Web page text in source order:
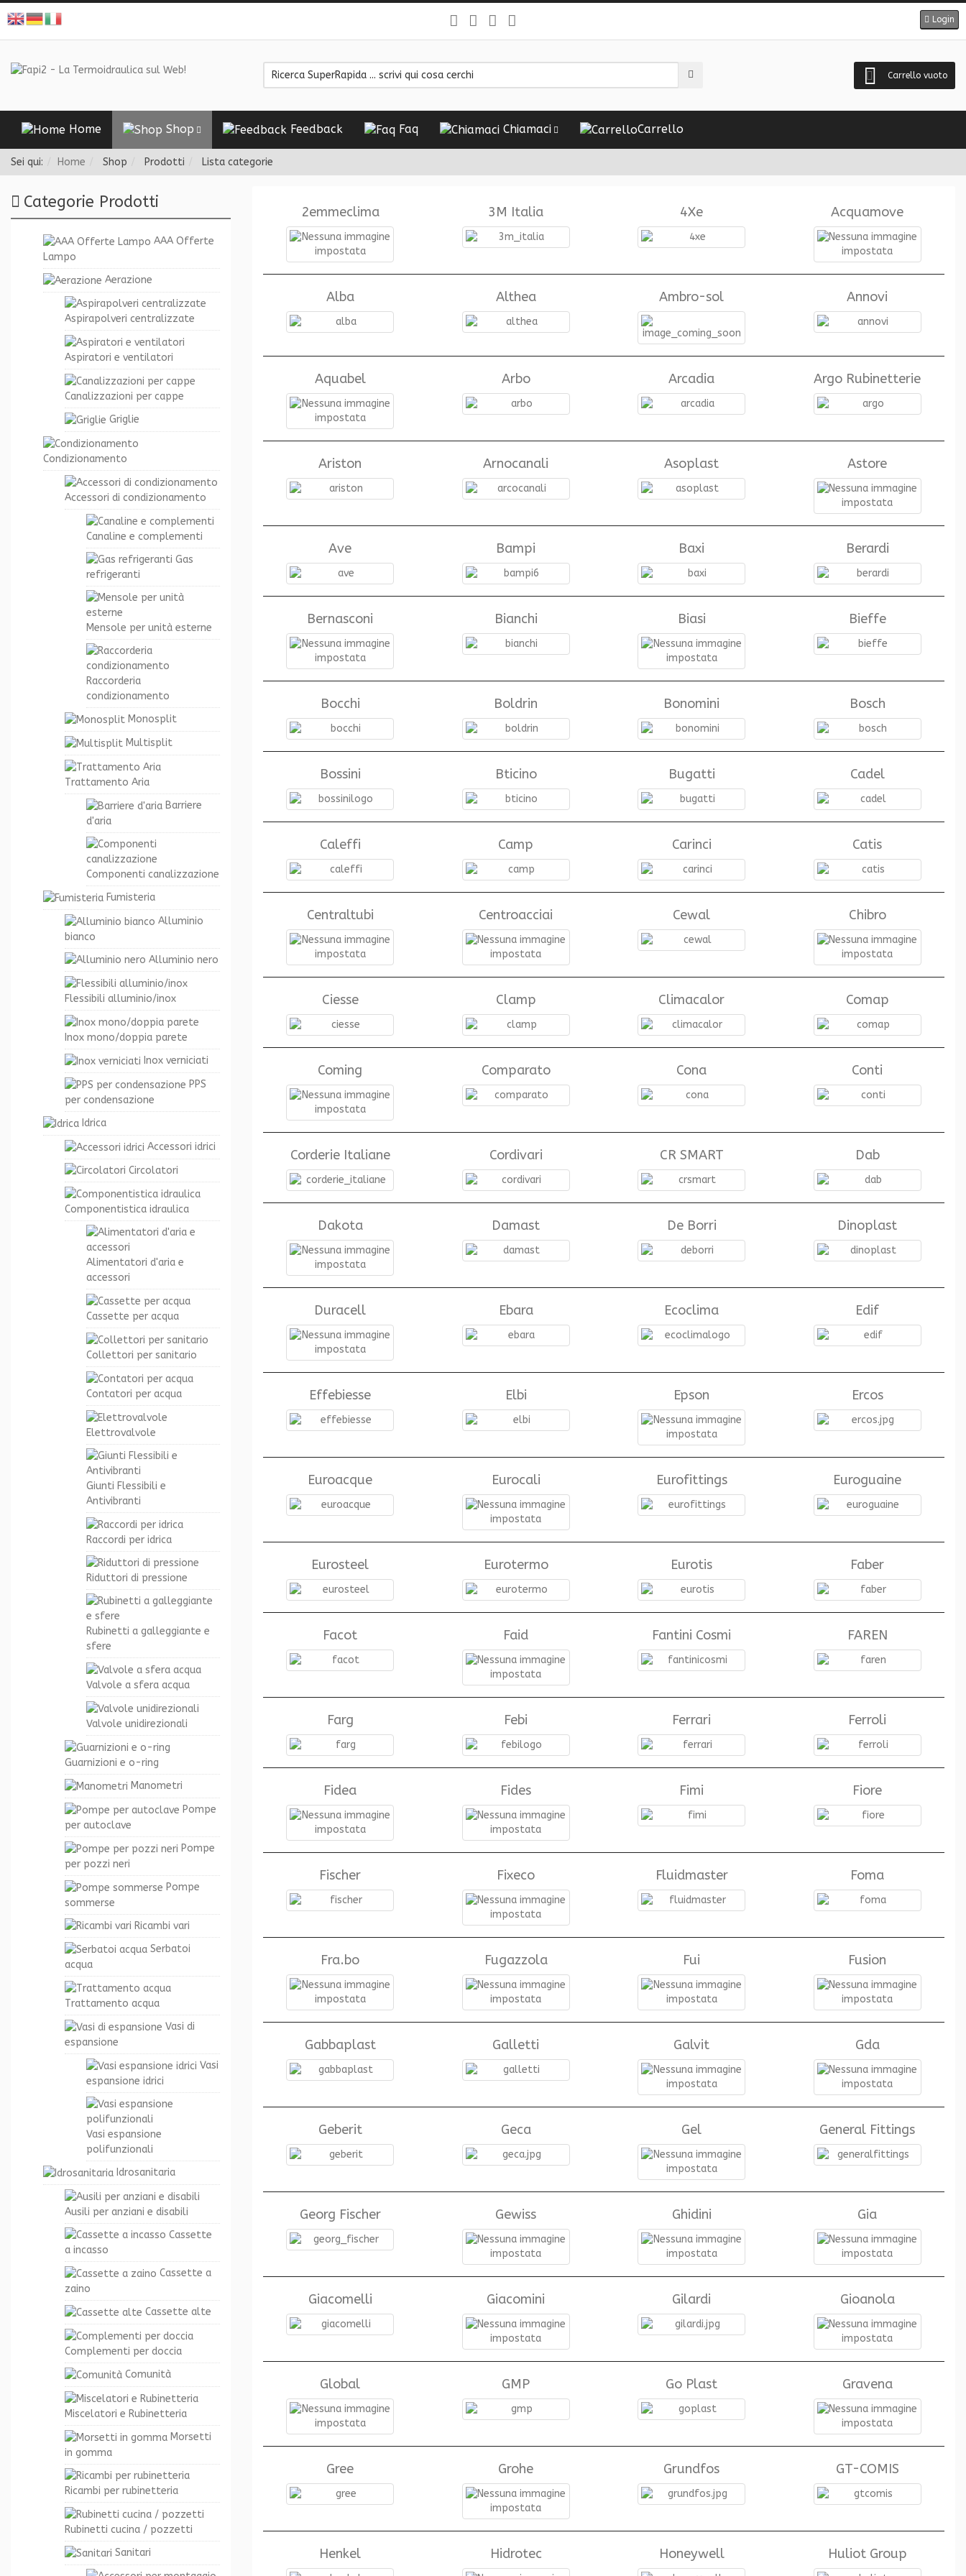
Login
Carrello vuoto
Home Shop Feedback Faq Chiamaci Carrello
Sei qui: Home Shop Prodotti Lista categorie
2emmeclima 3M Italia 4Xe Acquamove
Alba Althea Ambro-sol Annovi
Aquabel Arbo Arcadia Argo Rubinetterie
Ariston Arnocanali Asoplast Astore
Ave Bampi Baxi Berardi
Bernasconi Bianchi Biasi Bieffe
Bocchi Boldrin Bonomini Bosch
Bossini Bticino Bugatti Cadel
Caleffi Camp Carinci Catis
Centraltubi Centroacciai Cewal Chibro
Ciesse Clamp Climacalor Comap
Coming Comparato Cona Conti
Corderie Italiane Cordivari CR SMART Dab
Dakota Damast De Borri Dinoplast
Duracell Ebara Ecoclima Edif
Effebiesse Elbi Epson Ercos
Euroacque Eurocali Eurofittings Euroguaine
Eurosteel Eurotermo Eurotis Faber
Facot Faid Fantini Cosmi FAREN
Farg Febi Ferrari Ferroli
Fidea Fides Fimi Fiore
Fischer Fixeco Fluidmaster Foma
Fra.bo Fugazzola Fui Fusion
Gabbaplast Galletti Galvit Gda
Geberit Geca Gel General Fittings
Georg Fischer Gewiss Ghidini Gia
Giacomelli Giacomini Gilardi Gioanola
Global GMP Go Plast Gravena
Gree Grohe Grundfos GT-COMIS
Henkel Hidrotec Honeywell Huliot Group
Categorie Prodotti
AAA Offerte
Lampo
Aerazione
Aspirapolveri centralizzate
Aspiratori e ventilatori
Canalizzazioni per cappe
Griglie
Condizionamento
Accessori di condizionamento
Canaline e complementi
Gas
refrigeranti
Mensole per unità esterne
Raccorderia
condizionamento
Monosplit
Multisplit
Trattamento Aria
Barriere
d'aria
Componenti canalizzazione
Fumisteria
Alluminio
bianco
Alluminio nero
Flessibili alluminio/inox
Inox mono/doppia parete
Inox verniciati
PPS
per condensazione
Idrica
Accessori idrici
Circolatori
Componentistica idraulica
Alimentatori d'aria e
accessori
Cassette per acqua
Collettori per sanitario
Contatori per acqua
Elettrovalvole
Giunti Flessibili e
Antivibranti
Raccordi per idrica
Riduttori di pressione
Rubinetti a galleggiante e
sfere
Valvole a sfera acqua
Valvole unidirezionali
Guarnizioni e o-ring
Manometri
Pompe
per autoclave
Pompe
per pozzi neri
Pompe
sommerse
Ricambi vari
Serbatoi
acqua
Trattamento acqua
Vasi di
espansione
Vasi
espansione idrici
Vasi espansione
polifunzionali
Idrosanitaria
Ausili per anziani e disabili
Cassette
a incasso
Cassette a
zaino
Cassette alte
Complementi per doccia
Comunità
Miscelatori e Rubinetteria
Morsetti
in gomma
Ricambi per rubinetteria
Rubinetti cucina / pozzetti
Sanitari